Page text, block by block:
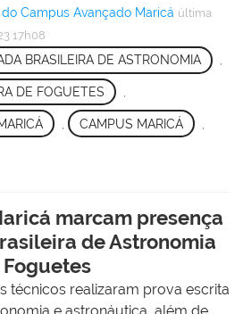
Campus Avançado Maricá última
17h08
BRASILEIRA DE ASTRONOMIA ,
DE FOGUETES
CAMPUS MARICÁ
marcam presença
de Astronomia
técnicos realizaram prova escrita